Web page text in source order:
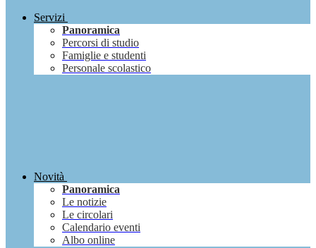
Servizi
Panoramica
Percorsi di studio
Famiglie e studenti
Personale scolastico
Novità
Panoramica
Le notizie
Le circolari
Calendario eventi
Albo online